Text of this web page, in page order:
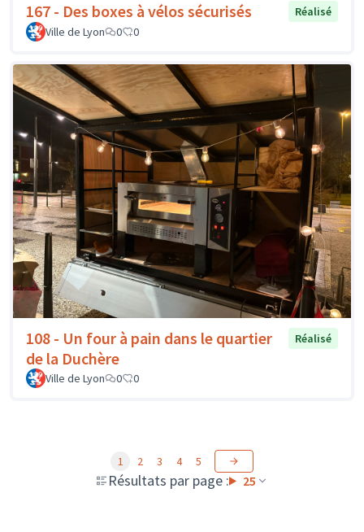
167 - Des boxes à vélos sécurisés
Réalisé
Ville de Lyon
0 0
108 - Un four à pain dans le quartier
de la Duchère
Réalisé
Ville de Lyon 0 0
Résultats par page : 25
1 2 3 4 5